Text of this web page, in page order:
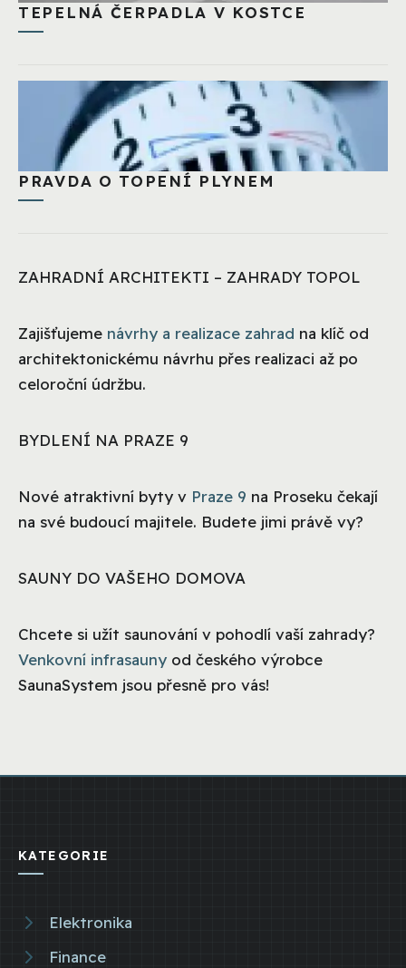
TEPELNÁ ČERPADLA V KOSTCE
PRAVDA O TOPENÍ PLYNEM
ZAHRADNÍ ARCHITEKTI – ZAHRADY TOPOL
Zajišťujeme návrhy a realizace zahrad na klíč od
architektonickému návrhu přes realizaci až po
celoroční údržbu.
BYDLENÍ NA PRAZE 9
Nové atraktivní byty v Praze 9 na Proseku čekají
na své budoucí majitele. Budete jimi právě vy?
SAUNY DO VAŠEHO DOMOVA
Chcete si užít saunování v pohodlí vaší zahrady?
Venkovní infrasauny od českého výrobce
SaunaSystem jsou přesně pro vás!
KATEGORIE
Elektronika
Finance